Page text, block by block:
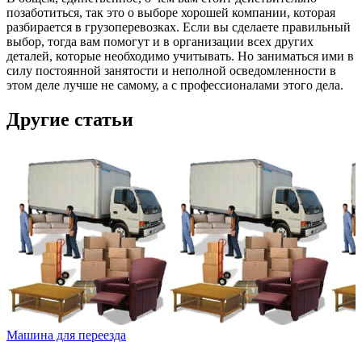
позаботиться, так это о выборе хорошей компании, которая
разбирается в грузоперевозках. Если вы сделаете правильный
выбор, тогда вам помогут и в организации всех других
деталей, которые необходимо учитывать. Но заниматься ими в
силу постоянной занятости и неполной осведомленности в
этом деле лучше не самому, а с профессионалами этого дела.
Другие статьи
Машина для переезда